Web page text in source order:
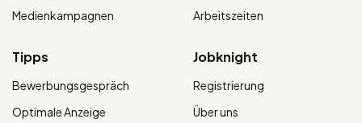
Medienkampagnen
Arbeitszeiten
Tipps
Bewerbungsgespräch
Optimale Anzeige
Jobknight
Registrierung
Über uns